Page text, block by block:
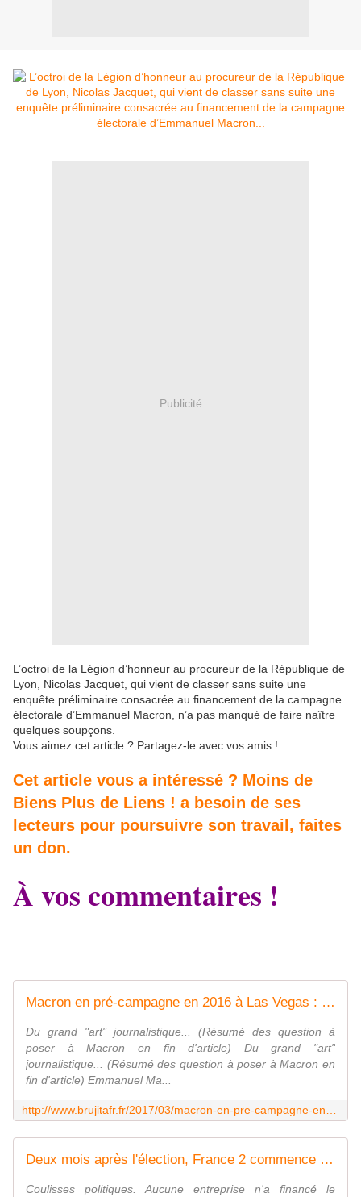
Publicité
L’octroi de la Légion d’honneur au procureur de la République de
Lyon, Nicolas Jacquet, qui vient de classer sans suite une
enquête préliminaire consacrée au financement de la campagne
électorale d’Emmanuel Macron, n’a pas manqué de faire naître
quelques soupçons.
Vous aimez cet article ? Partagez-le avec vos amis !
Cet article vous a intéressé ? Moins de
Biens Plus de Liens ! a besoin de ses
lecteurs pour poursuivre son travail, faites
un don.
À vos commentaires !
Macron en pré-campagne en 2016 à Las Vegas : 381 000 € d'argent public - MOINS de BIENS PLUS de LIENS
Du grand "art" journalistique... (Résumé des question à
poser à Macron en fin d'article) Du grand "art"
journalistique... (Résumé des question à poser à Macron en
fin d'article) Emmanuel Ma...
Deux mois après l'élection, France 2 commence à douter de la légalité du financement de la campagne de Macron - MOINS de BIENS PLUS de LIENS
Coulisses politiques. Aucune entreprise n'a financé le